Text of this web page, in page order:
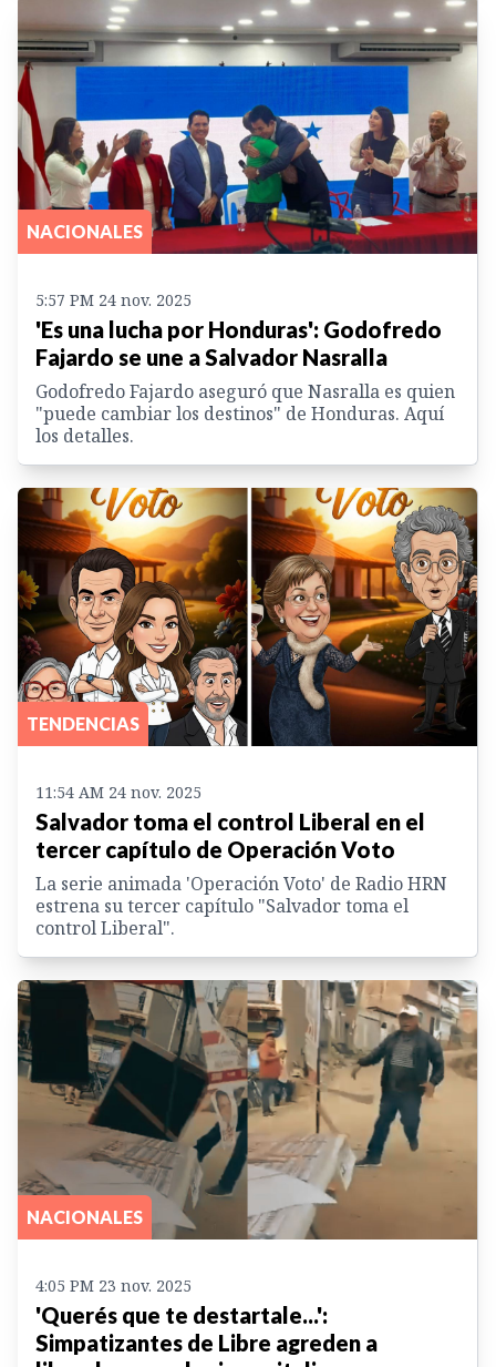
NACIONALES
5:57 PM 24 nov. 2025
'Es una lucha por Honduras': Godofredo
Fajardo se une a Salvador Nasralla
Godofredo Fajardo aseguró que Nasralla es quien
"puede cambiar los destinos" de Honduras. Aquí
los detalles.
TENDENCIAS
11:54 AM 24 nov. 2025
Salvador toma el control Liberal en el
tercer capítulo de Operación Voto
La serie animada 'Operación Voto' de Radio HRN
estrena su tercer capítulo "Salvador toma el
control Liberal".
NACIONALES
4:05 PM 23 nov. 2025
'Querés que te destartale...':
Simpatizantes de Libre agreden a